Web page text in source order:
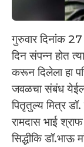
गुरुवार दिनांक 27
दिन संपन्न होत
करून दिलेला हा
जवळचा संबंध
पितृतुल्य मित्र
रामदास भाई
सिद्धीकि डॉ.भाऊ